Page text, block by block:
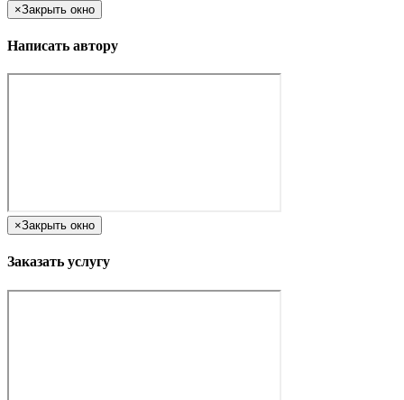
×Закрыть окно
Написать автору
×Закрыть окно
Заказать услугу